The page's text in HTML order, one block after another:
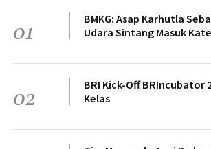
01
BMKG: Asap Karhutla
Udara Sintang Masuk
02
BRI Kick-Off BRIncubator
Kelas